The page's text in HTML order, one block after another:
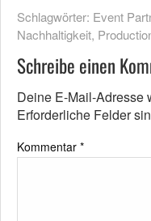
Schlagwörter: Event
Nachhaltigkeit,
Schreibe einen
Deine E-Mail-Adresse
Erforderliche Felder
Kommentar *